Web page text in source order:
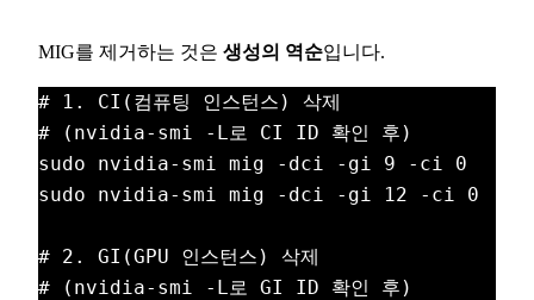
MIG를 제거하는 것은 생성의 역순입니다.
# 1. CI(컴퓨팅 인스턴스) 삭제
# (nvidia-smi -L로 CI ID 확인 후)
sudo nvidia-smi mig -dci -gi 9 -ci 0
sudo nvidia-smi mig -dci -gi 12 -ci 0
# 2. GI(GPU 인스턴스) 삭제
# (nvidia-smi -L로 GI ID 확인 후)